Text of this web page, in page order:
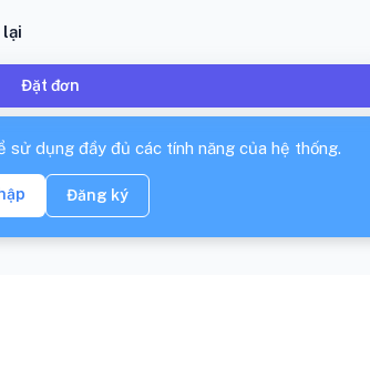
lại
Đặt đơn
sử dụng đầy đủ các tính năng của hệ thống.
Đăng ký